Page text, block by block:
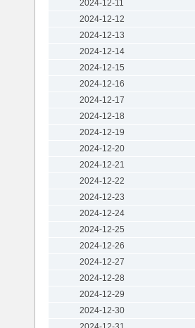
2024-12-11
2024-12-12
2024-12-13
2024-12-14
2024-12-15
2024-12-16
2024-12-17
2024-12-18
2024-12-19
2024-12-20
2024-12-21
2024-12-22
2024-12-23
2024-12-24
2024-12-25
2024-12-26
2024-12-27
2024-12-28
2024-12-29
2024-12-30